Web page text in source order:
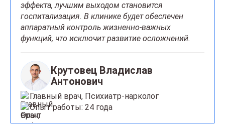
эффекта, лучшим выходом становится
госпитализация. В клинике будет обеспечен
аппаратный контроль жизненно-важных
функций, что исключит развитие осложнений.
Крутовец Владислав
Антонович
Главный врач, Психиатр-нарколог
Опыт работы: 24 года